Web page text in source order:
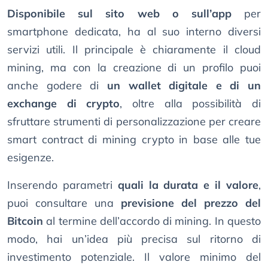
Disponibile sul sito web o sull’appper
smartphone dedicata, ha al suo interno diversi
servizi utili. Il principale è chiaramente il cloud
mining, ma con la creazione di un profilo puoi
anche godere di un wallet digitale e di un
exchange di crypto, oltre alla possibilità di
sfruttare strumenti di personalizzazione per creare
smart contract di mining crypto in base alle tue
esigenze.
Inserendo parametri quali la durata e il valore,
puoi consultare una previsione del prezzo del
Bitcoin al termine dell’accordo di mining. In questo
modo, hai un’idea più precisa sul ritorno di
investimento potenziale. Il valore minimo del